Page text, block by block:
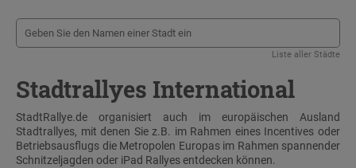
Liste aller Städte
Stadtrallyes International
StadtRallye.de organisiert auch im europäischen Ausland
Stadtrallyes, mit denen Sie z.B. im Rahmen eines Incentives oder
Betriebsausflugs die Metropolen Europas im Rahmen spannender
Schnitzeljagden oder iPad Rallyes entdecken können.